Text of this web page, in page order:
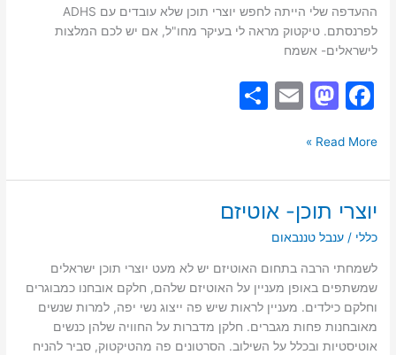
ההעדפה שלי הייתה לחפש יוצרי תוכן שלא עובדים עם ADHS
לפרנסתם. טיקטוק מראה לי בעיקר מחו"ל, אם יש לכם המלצות
לישראלים- אשמח
F
c
e
b
o
o
k
M
st
o
d
o
n
E
l
e
Read More »
יוצרי תוכן- אוטיזם
כללי /ענבל טננבאום
לשמחתי הרבה בתחום האוטיזם יש לא מעט יוצרי תוכן ישראלים
שמשתפים באופן מעניין על האוטיזם שלהם, חלקם אובחנו כמבוגרים
וחלקם כילדים. מעניין לראות שיש פה ייצוג נשי יפה, למרות שנשים
מאובחנות פחות מגברים. חלקן מדברות על החוויה שלהן כנשים
אוטיסטיות ובכלל על השילוב. הסרטונים פה מהטיקטוק, סביר להניח
יוצרי
אוטיזם